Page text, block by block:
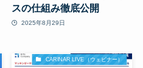
スの仕組み徹底公開
2025年8月29日
CARINAR LIVE（ウェビナー）